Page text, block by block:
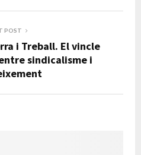
POST
i Treball. El vincle
sindicalisme i